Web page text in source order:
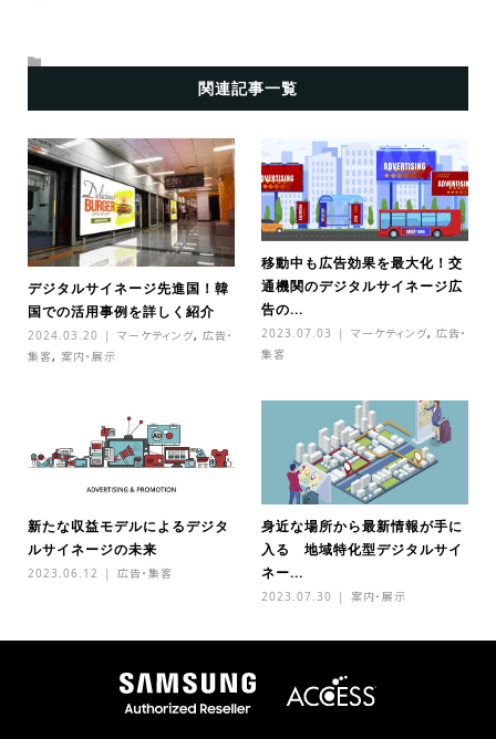
関連記事一覧
デジタルサイネージ先進国！韓
国での活用事例を詳しく紹介
2024.03.20 マーケティング, 広告・
集客, 案内・展示
移動中も広告効果を最大化！交
通機関のデジタルサイネージ広
告の...
2023.07.03 マーケティング,広告・
集客
新たな収益モデルによるデジタ
ルサイネージの未来
2023.06.12 広告・集客
身近な場所から最新情報が手に
入る 地域特化型デジタルサイ
ネー...
2023.07.30 案内・展示